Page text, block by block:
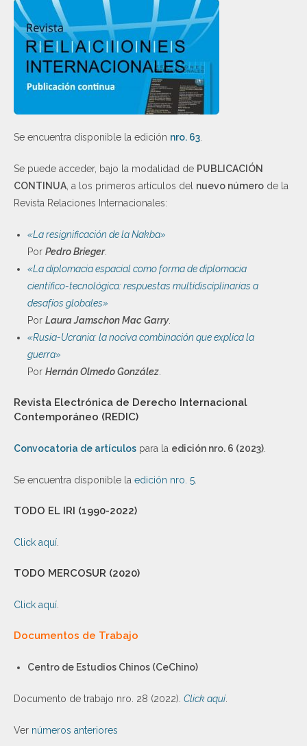
Se encuentra disponible la edición nro. 63
Se puede acceder, bajo la modalidad de PUBLICACIÓN
CONTINUA , a los primeros artículos del nuevo número de la
Revista Relaciones Internacionales:
«La resignificación de la Nakba»
Por Pedro Brieger.
«La diplomacia espacial como forma de diplomacia
científico-tecnológica: respuestas multidisciplinarias a
desafíos globales»
Por Laura Jamschon Mac Garry.
«Rusia-Ucrania: la nociva combinación que explica la
guerra»
Por Hernán Olmedo González
Revista Electrónica de Derecho Internacional
Contemporáneo (REDIC)
Convocatoria de artículos para la edición nro. 6 (2023)
Se encuentra disponible la edición nro. 5
TODO EL IRI (1990-2022)
Click aquí
TODO MERCOSUR (2020)
Click aquí
Documentos de Trabajo
Centro de Estudios Chinos (CeChino)
Documento de trabajo nro. 28 (2022). Click aquí.
Ver números anteriores